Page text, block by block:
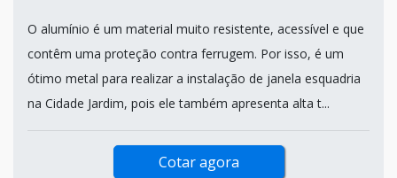
O alumínio é um material muito resistente, acessível e que
contêm uma proteção contra ferrugem. Por isso, é um
ótimo metal para realizar a instalação de janela esquadria
na Cidade Jardim, pois ele também apresenta alta t...
Cotar agora